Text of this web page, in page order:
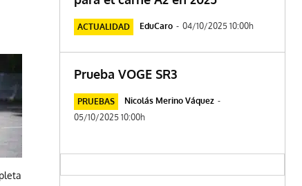
ACTUALIDAD EduCaro - 04/10/2025 10:00h
Prueba VOGE SR3
PRUEBAS Nicolás Merino Váquez -
05/10/2025 10:00h